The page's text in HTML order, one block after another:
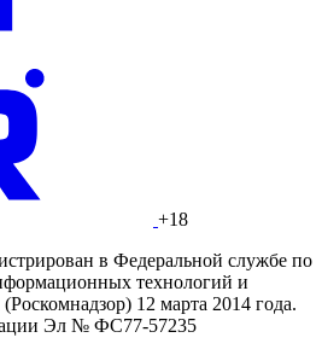
+18
в Федеральной службе по
технологий и
12 марта 2014 года.
Эл № ФС77-57235